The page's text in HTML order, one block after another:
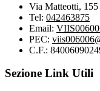
Via Matteotti,
Tel: 042463875
Email:
PEC:
C.F.:
Sezione Link Utili